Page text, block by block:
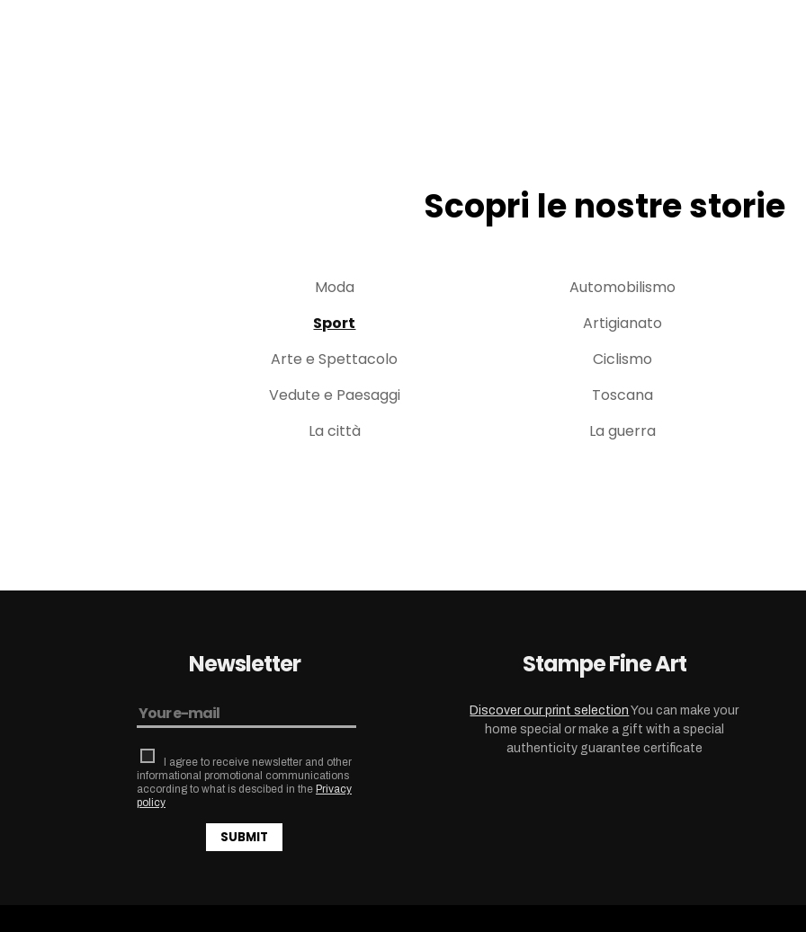
Scopri le nostre storie
Moda
Automobilismo
Sport
Artigianato
Arte e Spettacolo
Ciclismo
Vedute e Paesaggi
Toscana
La città
La guerra
Newsletter
I agree to receive newsletter and other
informational promotional communications
according to what is descibed in the Privacy
policy
SUBMIT
Stampe Fine Art
Discover our print selection You can make your
home special or make a gift with a special
authenticity guarantee certificate